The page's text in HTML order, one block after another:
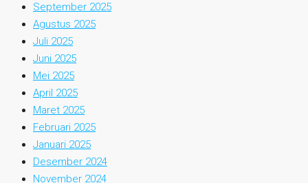
September 2025
Agustus 2025
Juli 2025
Juni 2025
Mei 2025
April 2025
Maret 2025
Februari 2025
Januari 2025
Desember 2024
November 2024